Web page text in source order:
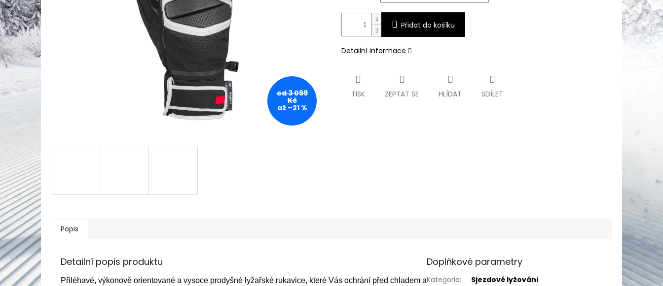
od 3 099
Kč
až –21 %
Přidat do košíku
Detailní informace
TISK ZEPTAT SE HLÍDAT SDÍLET
Popis
Detailní popis produktu
Přiléhavé, výkonově orientované a vysoce prodyšné lyžařské rukavice, které Vás ochrání před chladem a
Doplňkové parametry
Kategorie:
Sjezdové lyžování